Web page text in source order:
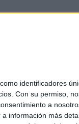
identificadores
Con su permiso,
a
información más